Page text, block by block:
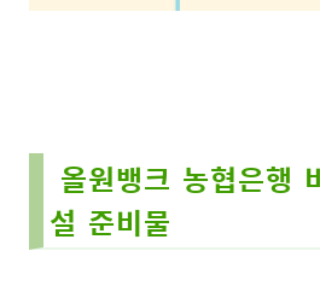
올원뱅크 농협은행
설 준비물